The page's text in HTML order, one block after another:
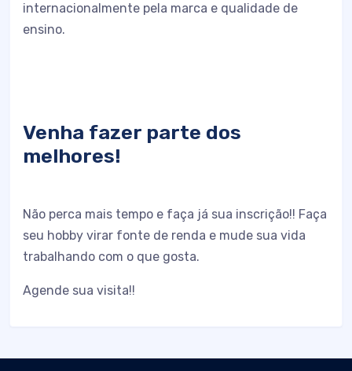
internacionalmente pela marca e qualidade de
ensino.
Venha fazer parte dos
melhores!
Não perca mais tempo e faça já sua inscrição!! Faça
seu hobby virar fonte de renda e mude sua vida
trabalhando com o que gosta.
Agende sua visita!!